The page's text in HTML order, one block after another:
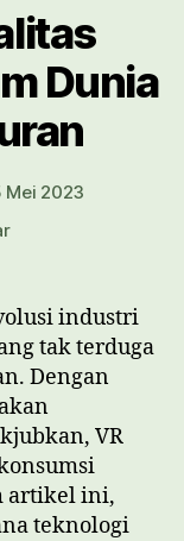
Dunia
Mei 2023
pada
Virtual
dalam
Dunia
Seni
dan
Hiburan
industri
tak terduga
Dengan
VR
artikel ini,
teknologi